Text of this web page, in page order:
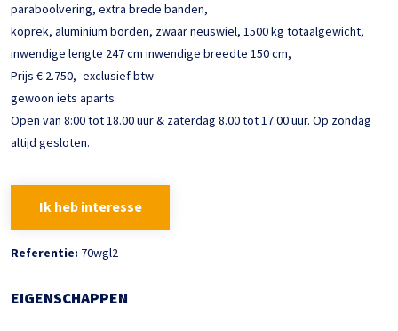
paraboolvering, extra brede banden,
koprek, aluminium borden, zwaar neuswiel, 1500 kg totaalgewicht,
inwendige lengte 247 cm inwendige breedte 150 cm,
Prijs € 2.750,- exclusief btw
gewoon iets aparts
Open van 8:00 tot 18.00 uur & zaterdag 8.00 tot 17.00 uur. Op zondag
altijd gesloten.
Ik heb interesse
Referentie: 70wgl2
EIGENSCHAPPEN